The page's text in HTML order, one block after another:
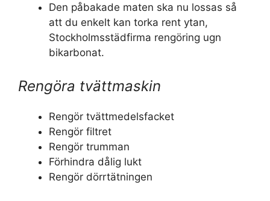
Den påbakade maten ska nu lossas så
att du enkelt kan torka rent ytan,
Stockholmsstädfirma rengöring ugn
bikarbonat.
Rengöra tvättmaskin
Rengör tvättmedelsfacket
Rengör filtret
Rengör trumman
Förhindra dålig lukt
Rengör dörrtätningen